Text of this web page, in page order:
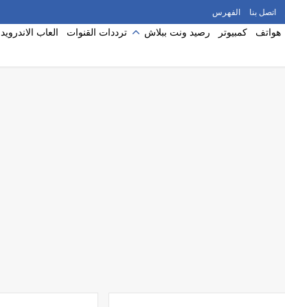
اتصل بنا الفهرس
هواتف كمبيوتر رصيد ونت ببلاش ترددات القنوات العاب الاندرويد